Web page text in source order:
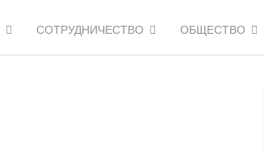
СОТРУДНИЧЕСТВО ОБЩЕСТВО